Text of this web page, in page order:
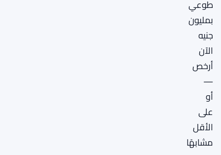
طوعي
بمليون
جنيه
الآن
أرخص
—
أو
على
الأقل
مشابهًا